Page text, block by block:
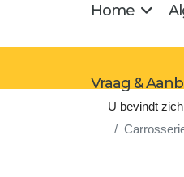
Home
Vraag &
U bevindt